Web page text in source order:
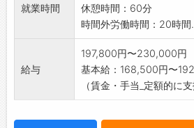
就業時間
休憩時間：60分
時間外労働時間：20時間
給与
197,800円〜230,000円
基本給：168,500円〜
（賃金・手当_定額的に